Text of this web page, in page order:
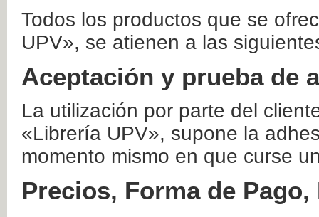
Todos los productos que se
UPV», se atienen a las
Aceptación y prueba de
La utilización por parte del
«Librería UPV», supone la
momento mismo en que curse
Precios, Forma de